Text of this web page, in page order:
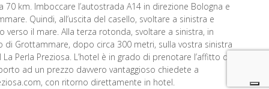
70 km. Imboccare l’autostrada A14 in direzione Bologna e
Quindi, all’uscita del casello, svoltare a sinistra e
verso il mare. Alla terza rotonda, svoltare a sinistra, in
di Grottammare, dopo circa 300 metri, sulla vostra sinistra
La Perla Preziosa. L’hotel è in grado di prenotare l’affitto di
ad un prezzo davvero vantaggioso chiedete a
con ritorno direttamente in hotel.